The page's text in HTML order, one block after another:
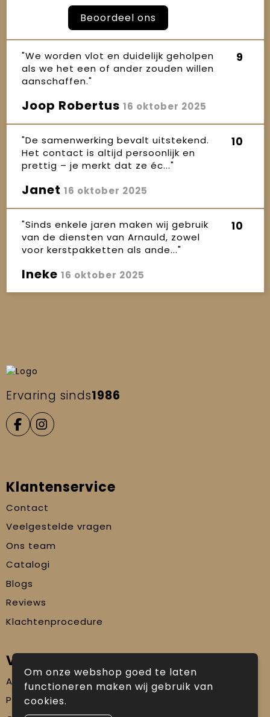
Beoordeel ons
"We worden vlot en duidelijk geholpen
als we het een of ander zouden willen
aanschaffen."
9
Joop Robertus 16 oktober 2025
"De samenwerking bevalt uitstekend.
Het contact is altijd persoonlijk en
prettig – je merkt dat ze éc..."
10
Janet 16 oktober 2025
"Sinds enkele jaren maken wij gebruik
van de diensten van Arnauld, zowel
voor kerstpakketten als ande..."
10
Ineke 16 oktober 2025
Ervaring sinds1986
Klantenservice
Contact
Veelgestelde vragen
Ons team
Catalogi
Blogs
Reviews
Klachtenprocedure
Veilig winkelen
Algemene voorwaarden
Privacyverklaring
Om onze webshop goed te laten
functioneren maken wij gebruik van
cookies.